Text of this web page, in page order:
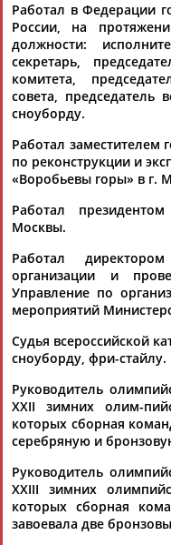
© Стадион, 1998-2026
Разработка и поддержка
Работал в Федерации
России, на
должности:
секретарь,
комитета,
совета, председатель
сноуборду.
Работал заместителем
по реконструкции и
«Воробьевы горы» в г.
Работал
Москвы.
Работал
организации и
Управление по
мероприятий
Судья всероссийской
сноуборду, фри-стайлу.
Руководитель
XXII зимних олим-
которых сборная
серебряную и
Руководитель
XXIII зимних
которых сборная
завоевала две